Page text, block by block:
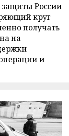
России
круг
получать
на
и